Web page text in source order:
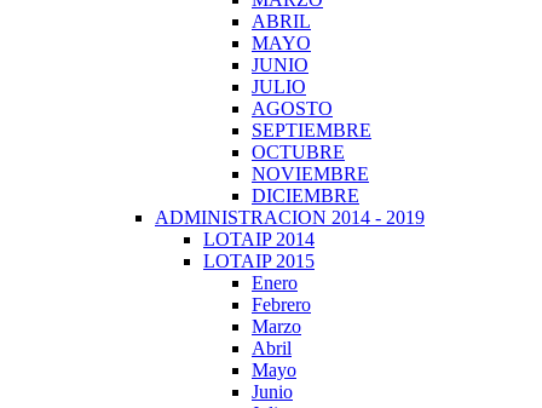
ABRIL
MAYO
JUNIO
JULIO
AGOSTO
SEPTIEMBRE
OCTUBRE
NOVIEMBRE
DICIEMBRE
ADMINISTRACION 2014 - 2019
LOTAIP 2014
LOTAIP 2015
Enero
Febrero
Marzo
Abril
Mayo
Junio